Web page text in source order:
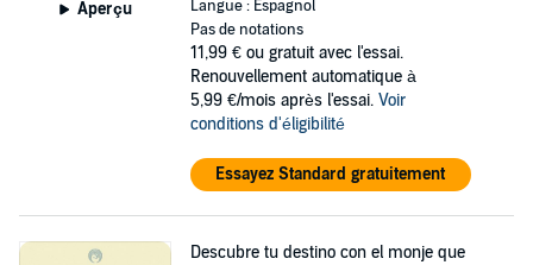
Aperçu
Langue : Espagnol
Pas de notations
11,99 € ou gratuit avec l'essai.
Renouvellement automatique à
5,99 €/mois après l'essai. Voir
conditions d'éligibilité
Essayez Standard gratuitement
Descubre tu destino con el monje que